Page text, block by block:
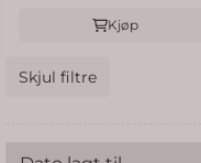
Kjøp
Skjul filtre